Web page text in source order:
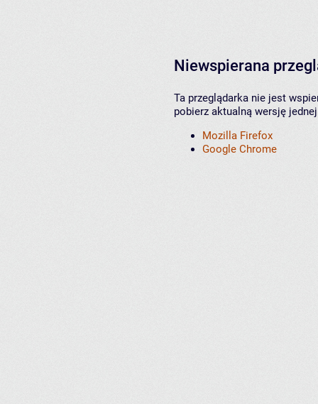
Niewspierana
Ta przeglądarka nie jest
pobierz aktualną wersję
Mozilla Firefox
Google Chrome